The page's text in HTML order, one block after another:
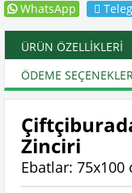
WhatsApp
ÜRÜN ÖZELLIKLERI
ÖDEME
Zinciri
Ebatlar: 75x100